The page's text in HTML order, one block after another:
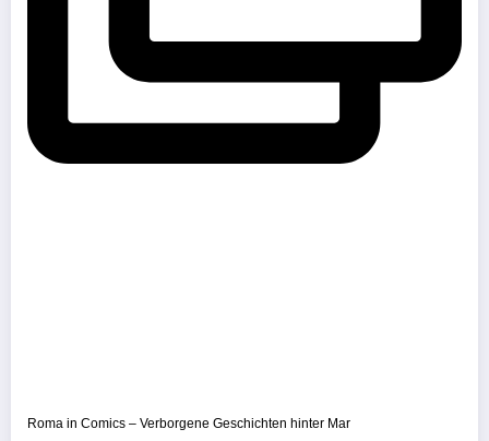
Roma in Comics – Verborgene Geschichten hinter Mar